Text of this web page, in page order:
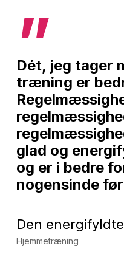
”
Dét, jeg tager
træning er
glad og
og er i bedre
nogensinde
Den energifyldte
Hjemmetræning